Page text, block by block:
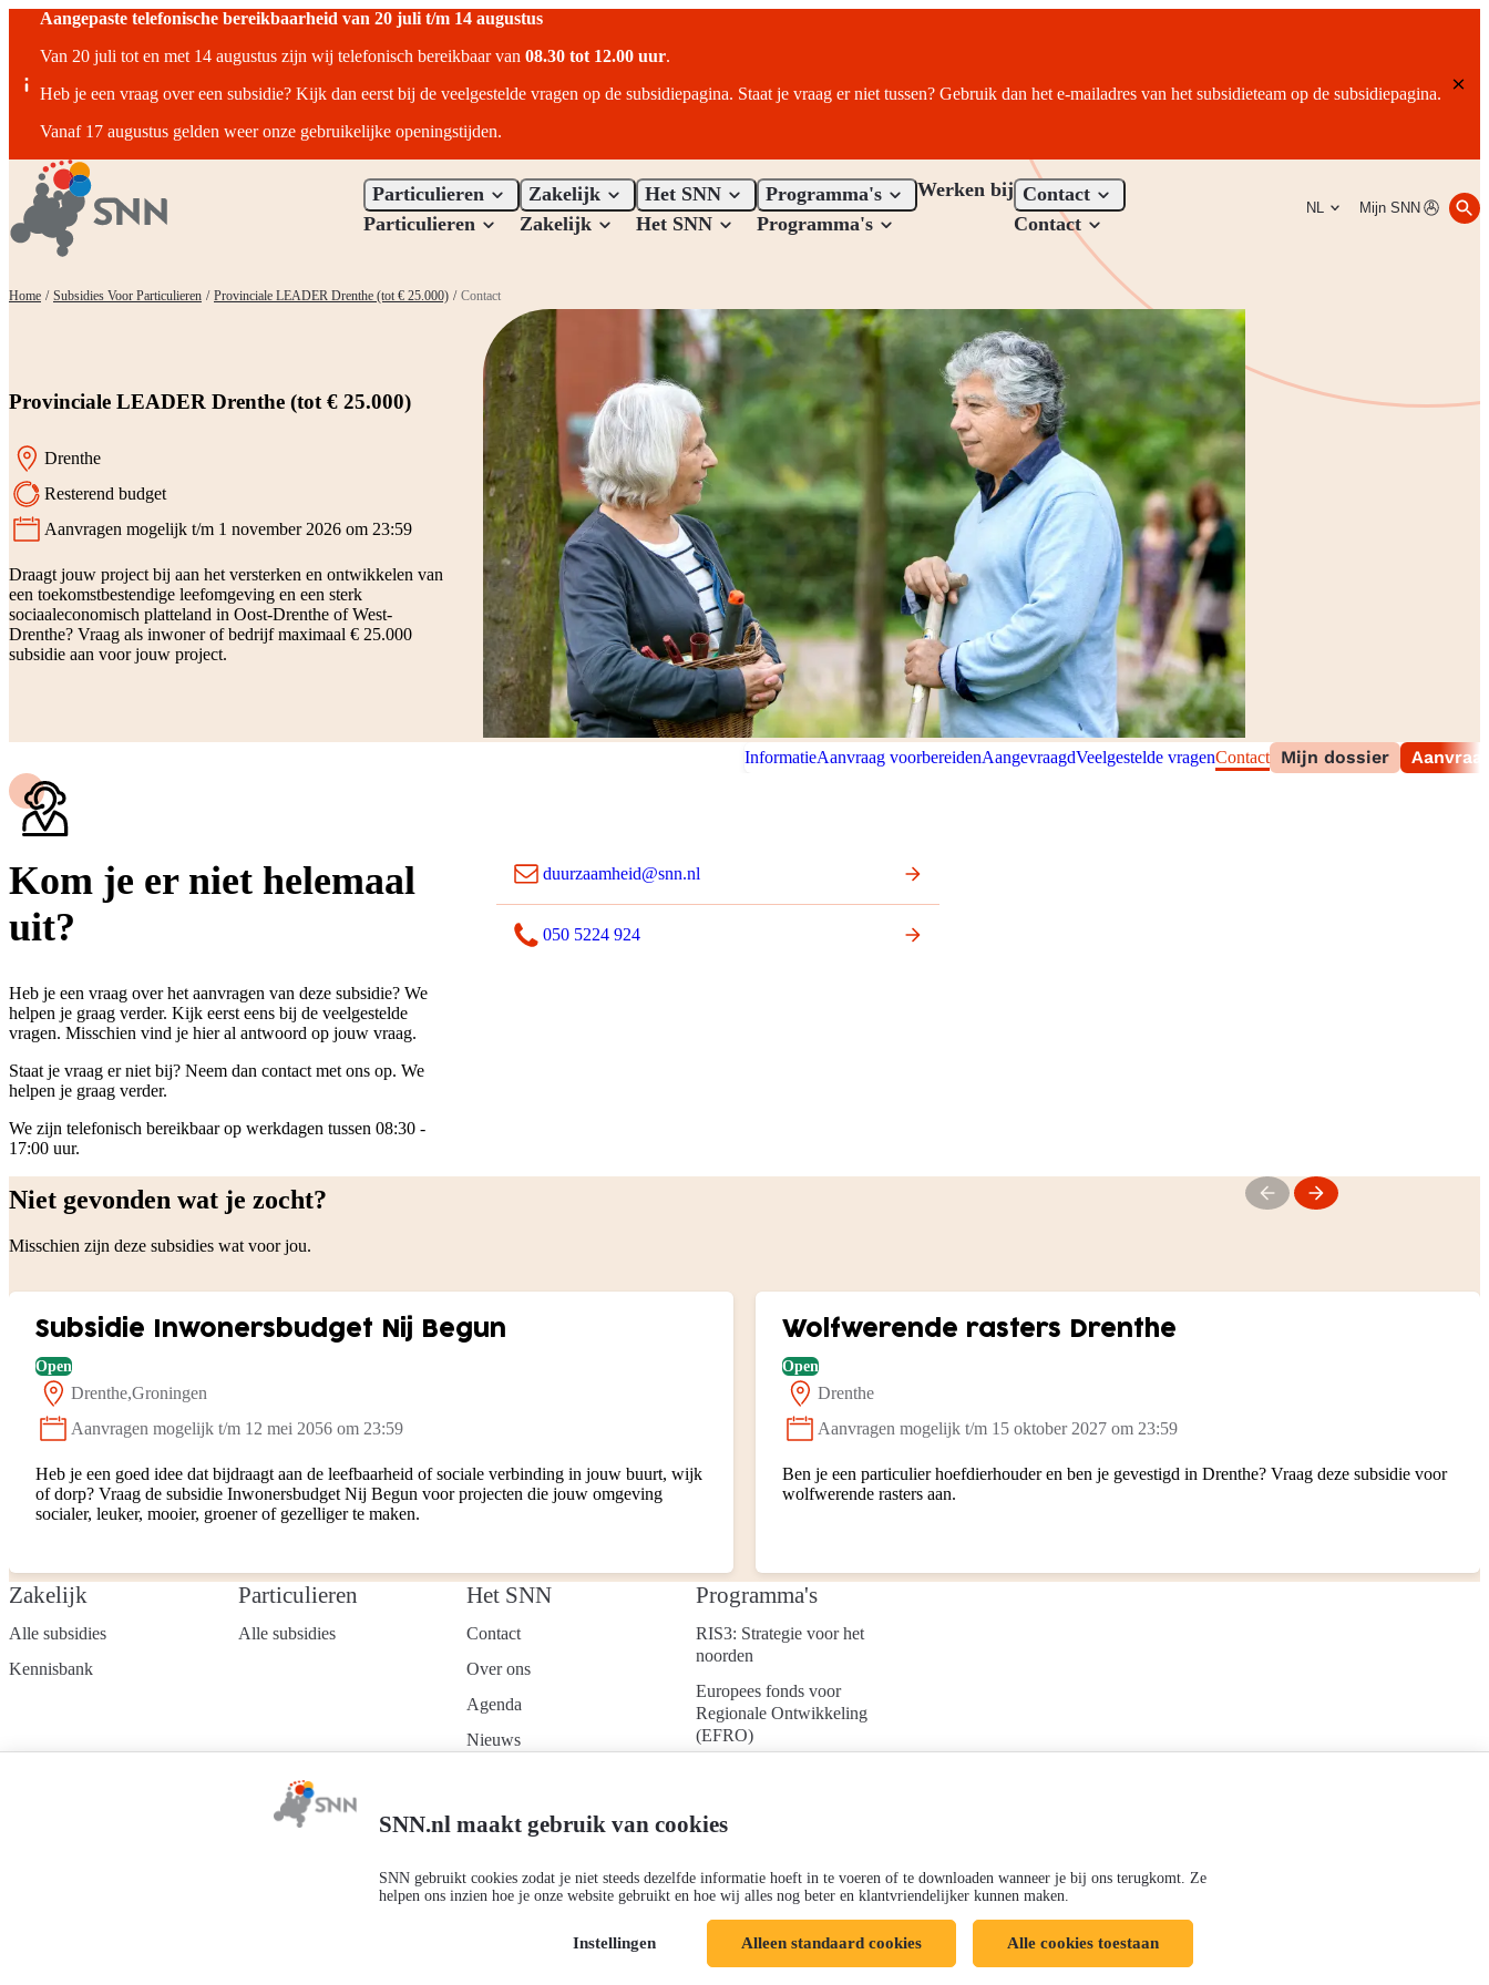
SNN.nl maakt gebruik van cookies
SNN gebruikt cookies zodat je niet steeds dezelfde informatie hoeft in te voeren of te downloaden wanneer je bij ons terugkomt. Ze
helpen ons inzien hoe je onze website gebruikt en hoe wij alles nog beter en klantvriendelijker kunnen maken.
Instellingen Alleen standaard cookies Alle cookies toestaan
Aangepaste telefonische bereikbaarheid van 20 juli t/m 14 augustus
Van 20 juli tot en met 14 augustus zijn wij telefonisch bereikbaar van 08.30 tot 12.00 uur.
Heb je een vraag over een subsidie? Kijk dan eerst bij de veelgestelde vragen op de subsidiepagina. Staat je vraag er niet tussen? Gebruik dan het e-mailadres van het subsidieteam op de subsidiepagina.
Vanaf 17 augustus gelden weer onze gebruikelijke openingstijden.
Particulieren
Particulieren
Zakelijk
Zakelijk
Het SNN
Het SNN
Programma's
Programma's
Werken bij Contact
Contact
NL Mijn SNN
Home / Subsidies Voor Particulieren / Provinciale LEADER Drenthe (tot € 25.000) / Contact
Provinciale LEADER Drenthe (tot € 25.000)
Locatie:
Drenthe
Resterend budget
Status:
Aanvragen mogelijk t/m 1 november 2026 om 23:59
Draagt jouw project bij aan het versterken en ontwikkelen van
een toekomstbestendige leefomgeving en een sterk
sociaaleconomisch platteland in Oost-Drenthe of West-
Drenthe? Vraag als inwoner of bedrijf maximaal € 25.000
subsidie aan voor jouw project.
InformatieAanvraag voorbereidenAangevraagdVeelgestelde vragenContact Mijn dossier
Kom je er niet helemaal
uit?
Heb je een vraag over het aanvragen van deze subsidie? We
helpen je graag verder. Kijk eerst eens bij de veelgestelde
vragen. Misschien vind je hier al antwoord op jouw vraag.
Staat je vraag er niet bij? Neem dan contact met ons op. We
helpen je graag verder.
We zijn telefonisch bereikbaar op werkdagen tussen 08:30 -
17:00 uur.
duurzaamheid@snn.nl
050 5224 924
Niet gevonden wat je zocht?
Misschien zijn deze subsidies wat voor jou.
Subsidie Inwonersbudget Nij Begun
Open
Locatie:
Drenthe Groningen
Status:
Aanvragen mogelijk t/m 12 mei 2056 om 23:59
Heb je een goed idee dat bijdraagt aan de leefbaarheid of sociale verbinding in jouw buurt, wijk
of dorp? Vraag de subsidie Inwonersbudget Nij Begun voor projecten die jouw omgeving
socialer, leuker, mooier, groener of gezelliger te maken.
Wolfwerende rasters Drenthe
Open
Locatie:
Drenthe
Status:
Aanvragen mogelijk t/m 15 oktober 2027 om 23:59
Ben je een particulier hoefdierhouder en ben je gevestigd in Drenthe? Vraag deze subsidie voor
wolfwerende rasters aan.
Zakelijk
Alle subsidies
Kennisbank
Particulieren
Alle subsidies
Het SNN
Contact
Over ons
Agenda
Nieuws
Meld je aan voor onze
nieuwsbrief
Programma's
RIS3: Strategie voor het
noorden
Europees fonds voor
Regionale Ontwikkeling
(EFRO)
Gemeenschappelijk
Volg ons op: